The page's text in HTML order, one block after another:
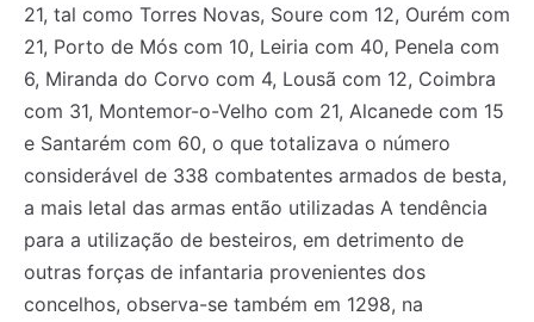
21, tal como Torres Novas, Soure com 12, Ourém com
21, Porto de Mós com 10, Leiria com 40, Penela com
6, Miranda do Corvo com 4, Lousã com 12, Coimbra
com 31, Montemor-o-Velho com 21, Alcanede com 15
e Santarém com 60, o que totalizava o número
considerável de 338 combatentes armados de besta,
a mais letal das armas então utilizadas A tendência
para a utilização de besteiros, em detrimento de
outras forças de infantaria provenientes dos
concelhos, observa-se também em 1298, na